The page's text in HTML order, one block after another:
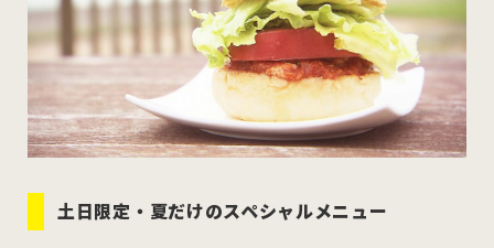
すべてのエリアをみる
ホーム
公式Instagram
土日限定・夏だけのスペシャルメニュー